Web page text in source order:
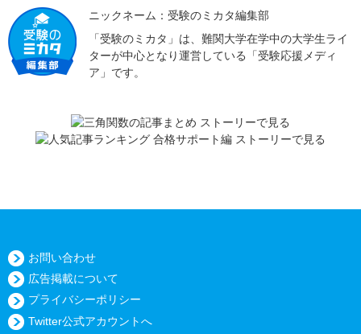
ニックネーム：受験のミカタ編集部
「受験のミカタ」は、難関大学在学中の大学生ライ
ターが中心となり運営している「受験応援メディ
ア」です。
お問い合わせ
広告掲載について
プライバシーポリシー
Twitter公式アカウントへ